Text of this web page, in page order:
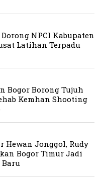
NPCI Kabupaten
Latihan Terpadu
Bogor Borong Tujuh
Kemhan Shooting
Hewan Jonggol, Rudy
Bogor Timur Jadi
Baru